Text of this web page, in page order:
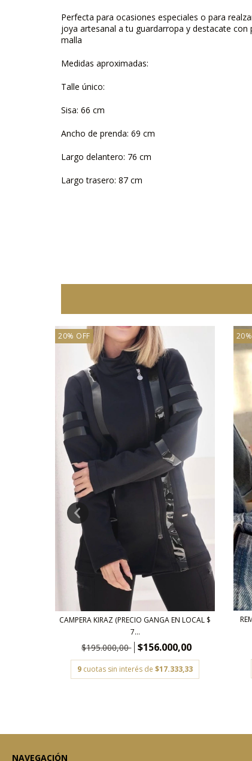
Perfecta para ocasiones especiales o para
joya artesanal a tu guardarropa y destacate con
malla
Medidas aproximadas:
Talle único:
Sisa: 66 cm
Ancho de prenda: 69 cm
Largo delantero: 76 cm
Largo trasero: 87 cm
20% OFF
CAMPERA KIRAZ (PRECIO GANGA EN LOCAL $
7...
$195.000,00 $156.000,00
9 cuotas sin interés de$17.333,33
NAVEGACIÓN